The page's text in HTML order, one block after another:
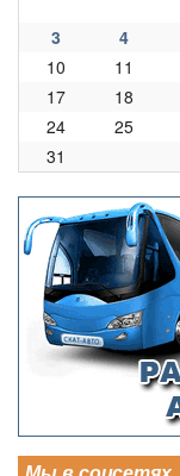
3
4
10
11
17
18
24
25
31